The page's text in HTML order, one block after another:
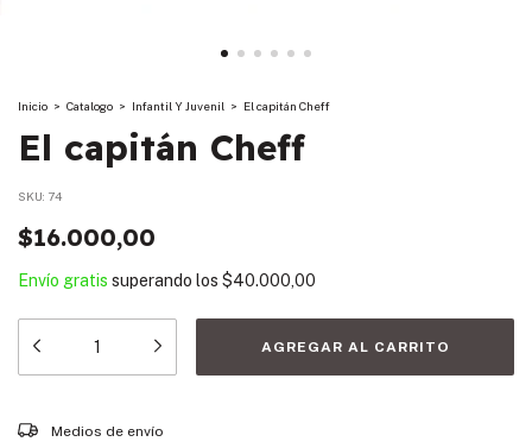
Inicio > Catalogo > Infantil Y Juvenil > El capitán Cheff
El capitán Cheff
SKU: 74
$16.000,00
Envío gratis superando los $40.000,00
Entregas para el CP:
Medios de envío